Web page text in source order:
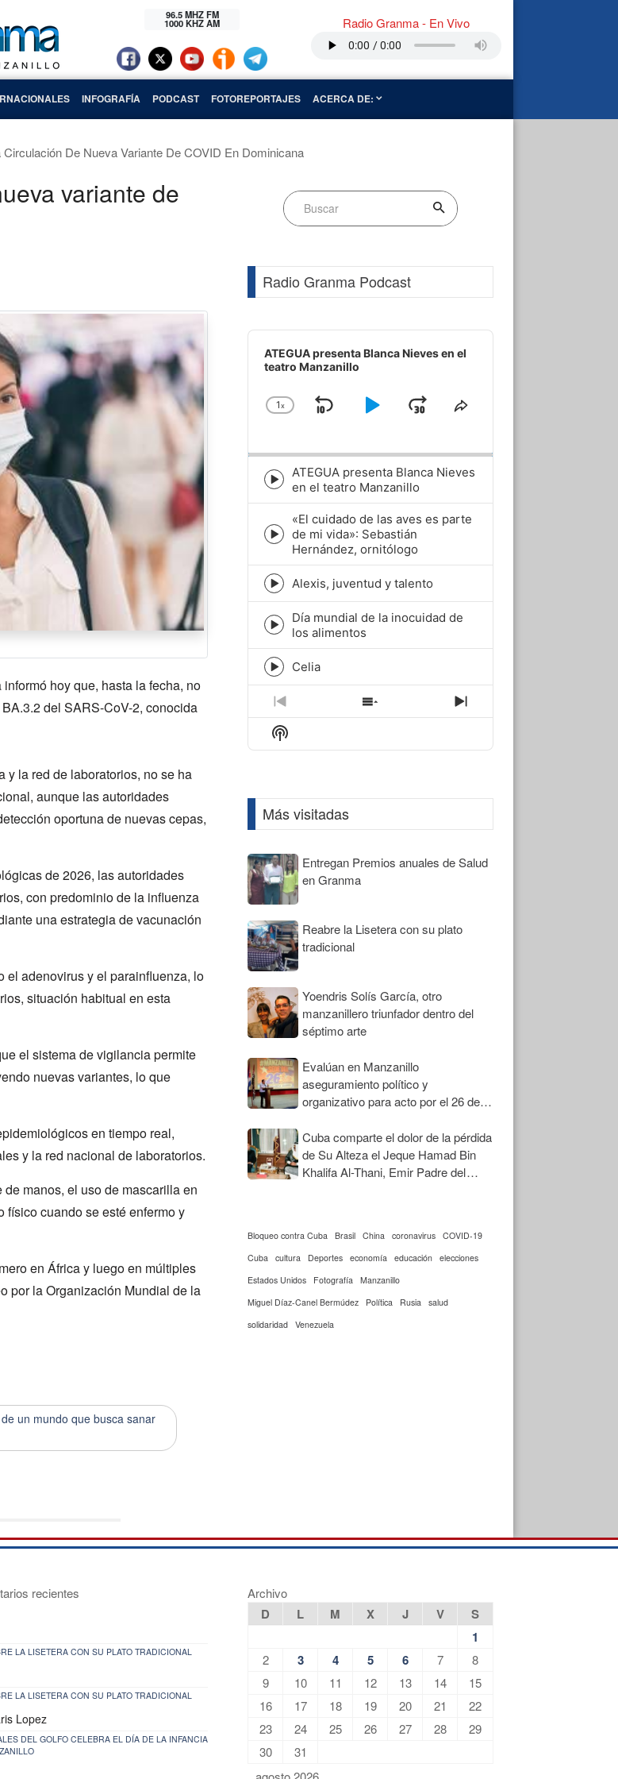
96.5 MHZ FM
1000 KHZ AM Radio Granma - En Vivo
INFOGRAFÍA PODCAST FOTOREPORTAJES ACERCA DE:
De Nueva Variante De COVID En Dominicana
variante de
hoy que, hasta la fecha, no
del SARS-CoV-2, conocida
y la red de laboratorios, no se ha
aunque las autoridades
oportuna de nuevas cepas,
de 2026, las autoridades
con predominio de la influenza
una estrategia de vacunación
el adenovirus y el parainfluenza, lo
situación habitual en esta
el sistema de vigilancia permite
nuevas variantes, lo que
en tiempo real,
y la red nacional de laboratorios.
manos, el uso de mascarilla en
físico cuando se esté enfermo y
en África y luego en múltiples
por la Organización Mundial de la
un mundo que busca sanar
Radio Granma Podcast
Audio
Player
ATEGUA presenta Blanca Nieves en el
teatro Manzanillo
Change
1x
SkipPlayJumpShare
Episode
play
icon
ATEGUA presenta Blanca Nieves
en el teatro Manzanillo
Episode
play
icon
«El cuidado de las aves es parte
de mi vida»: Sebastián
Hernández, ornitólogo
Episode
play
icon
Alexis, juventud y talento
Episode
play
icon
Día mundial de la inocuidad de
los alimentos
Episode
play
icon
Celia
Previous
Episode
Show
Episodes
Next
Episode
Show
Podcast
Más visitadas
Entregan Premios anuales de Salud
en Granma
Reabre la Lisetera con su plato
tradicional
Yoendris Solís García, otro
manzanillero triunfador dentro del
séptimo arte
Evalúan en Manzanillo
aseguramiento político y
organizativo para acto por el 26 de
Cuba comparte el dolor de la pérdida
de Su Alteza el Jeque Hamad Bin
Khalifa Al-Thani, Emir Padre del
Bloqueo contra Cuba Brasil China coronavirus COVID-19
Cuba
cultura Deportes economía educación elecciones
Estados Unidos
Fotografía
Manzanillo
Miguel Díaz-Canel Bermúdez
Política Rusia
salud
solidaridad Venezuela
recientes
LA LISETERA CON SU PLATO TRADICIONAL
LA LISETERA CON SU PLATO TRADICIONAL
Lopez
DEL GOLFO CELEBRA EL DÍA DE LA INFANCIA
Archivo
D L M X J V
S
1
2 3 4 5 6 7
8
9
10 11 12 13 14
15
16
17 18 19 20 21
22
23
24 25 26 27 28
29
30
31